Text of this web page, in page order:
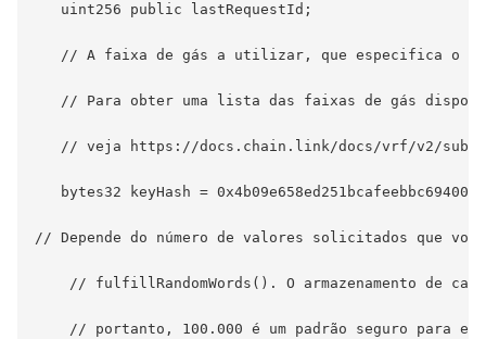
   uint256 public lastRequestId;
// A faixa de gás a utilizar, que especifica o
// Para obter uma lista das faixas de gás
// veja https://docs.chain.link/docs/vrf/v2/
bytes32 keyHash =
// Depende do número de valores solicitados que
// fulfillRandomWords(). O armazenamento de
// portanto, 100.000 é um padrão seguro para